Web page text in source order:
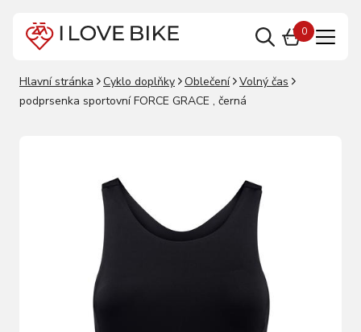
0
Hlavní stránka Cyklo doplňky Oblečení
Volný čas
podprsenka sportovní FORCE GRACE , černá